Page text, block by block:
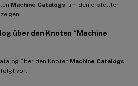
Machine Catalogs , um den erstellten
über den Knoten “Machine
über den Knoten Machine Catalogs
folgt vor: